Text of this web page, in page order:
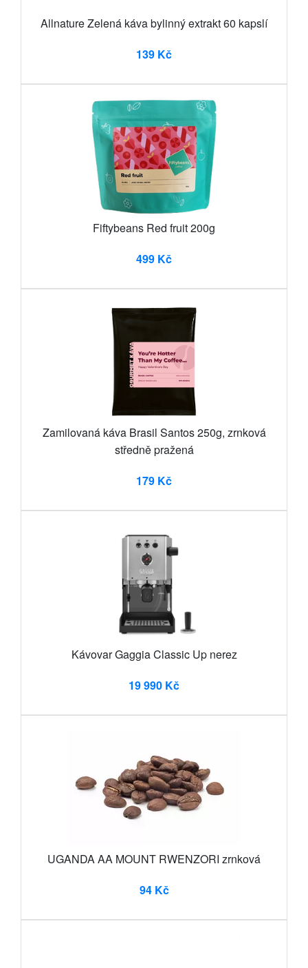
Allnature Zelená káva bylinný extrakt 60 kapslí
139 Kč
Fiftybeans Red fruit 200g
499 Kč
Zamilovaná káva Brasil Santos 250g, zrnková
středně pražená
179 Kč
Kávovar Gaggia Classic Up nerez
19 990 Kč
UGANDA AA MOUNT RWENZORI zrnková
94 Kč